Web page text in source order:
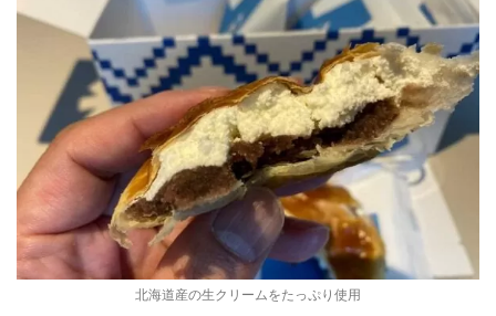
北海道産の生クリームをたっぷり使用